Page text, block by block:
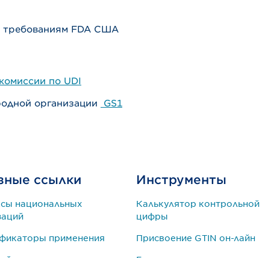
требованиям FDA США
по UDI
организации GS1
ссылки
национальных
применения
Инструменты
Калькулятор контрольной
цифры
Присвоение GTIN он-лайн